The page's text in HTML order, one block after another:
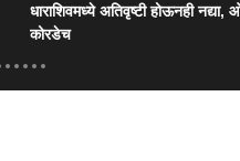
धाराशिवमध्ये अतिवृष्टी होऊनही नद्या,
कोरडेच